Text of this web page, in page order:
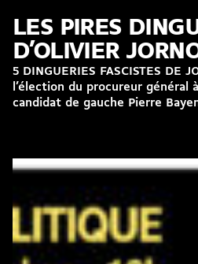
LES PIRES
D’OLIVIER
5 DINGUERIES FASCISTES DE
l’élection du procureur général
candidat de gauche Pierre